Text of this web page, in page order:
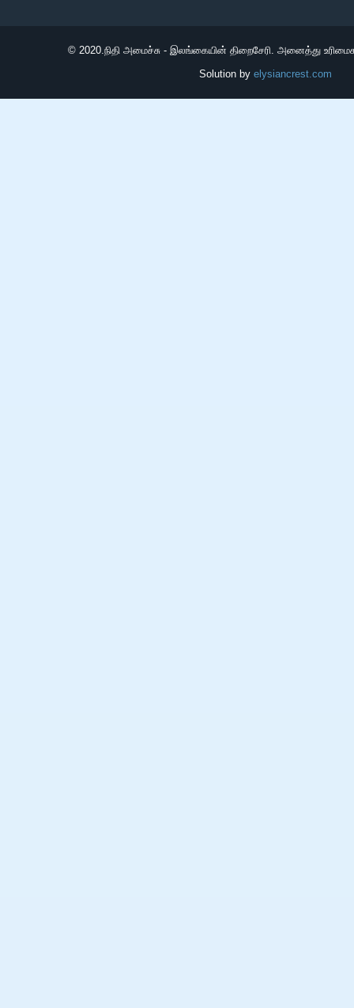
© 2020.நிதி அமைச்சு - இலங்கையின் திறைசேரி. அனைத்து
Solution by elysiancrest.com